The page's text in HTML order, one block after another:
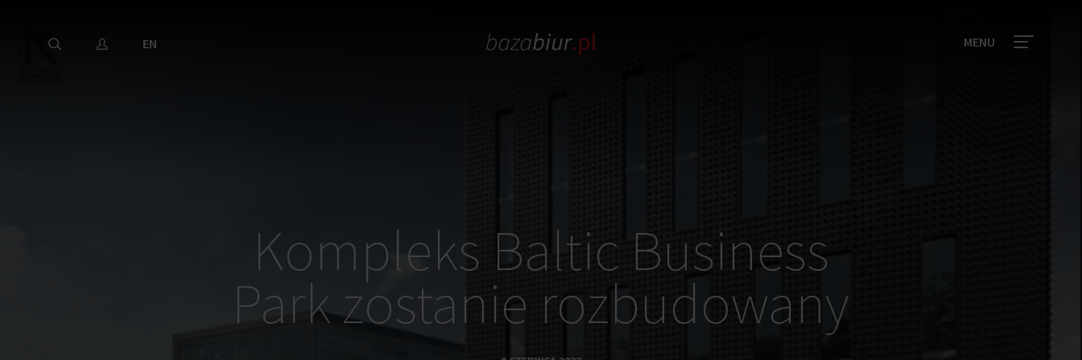
EN MENU
Kompleks Baltic Business
Park zostanie rozbudowany